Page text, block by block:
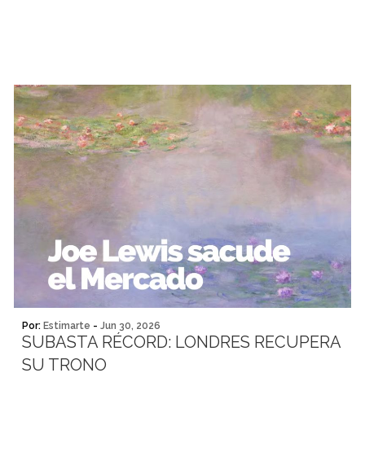
Por: Estimarte - Jun 30, 2026
SUBASTA RÉCORD: LONDRES RECUPERA
SU TRONO